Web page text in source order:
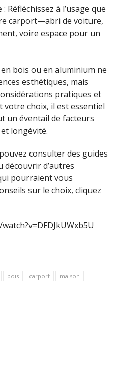
: Réfléchissez à l’usage que
carport—abri de voiture,
voire espace pour un
bois ou en aluminium ne
esthétiques, mais
pratiques et
votre choix, il est essentiel
un éventail de facteurs
longévité.
consulter des guides
découvrir d’autres
pourraient vous
sur le choix, cliquez
bois carport
maison